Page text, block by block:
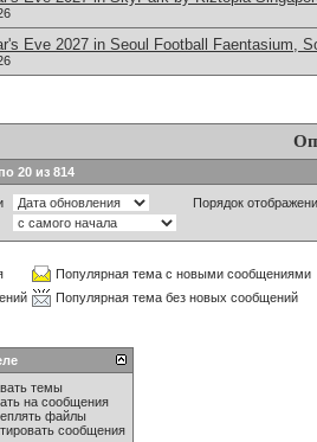
Eve 2027 in Seoul Football Faentasium,
20 из 814
Порядок
Популярная тема с новыми сообщениями
Популярная тема без новых сообщений
темы
на сообщения
файлы
сообщения